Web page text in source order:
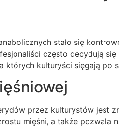
stało się
często decydują
których kulturyści sięgają po
przez kulturystów jest
mięśni, a także pozwala